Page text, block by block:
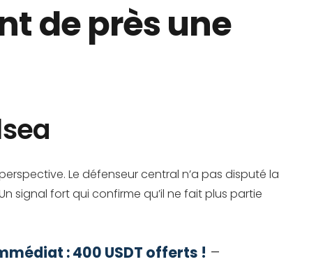
de près une
Le défenseur central n’a pas disputé la
signal fort qui confirme qu’il ne fait plus partie
: 400 USDT offerts ! –